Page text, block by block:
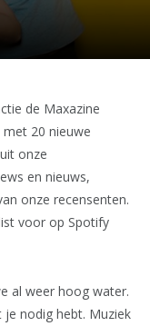
de Maxazine
20 nieuwe
onze
en nieuws,
onze recensenten.
voor op Spotify
al weer hoog water.
je nodig hebt. Muziek